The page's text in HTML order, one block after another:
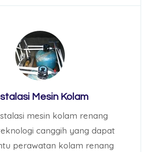
Mesin Kolam
mesin kolam renang
canggih yang dapat
perawatan kolam renang